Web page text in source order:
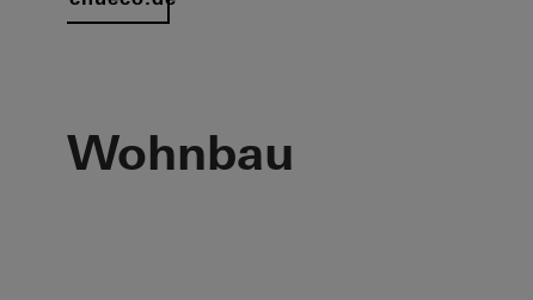
Wohnbau